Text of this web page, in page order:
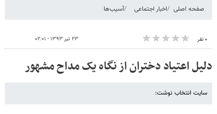
صفحه اصلی اخبار اجتماعی آسیب‌ها
۰ نفر ۲۳ تیر ۱۳۹۳ - ۰۲:۰۱
دلیل اعتیاد دختران از نگاه یک مداح مشهور
سایت انتخاب نوشت: